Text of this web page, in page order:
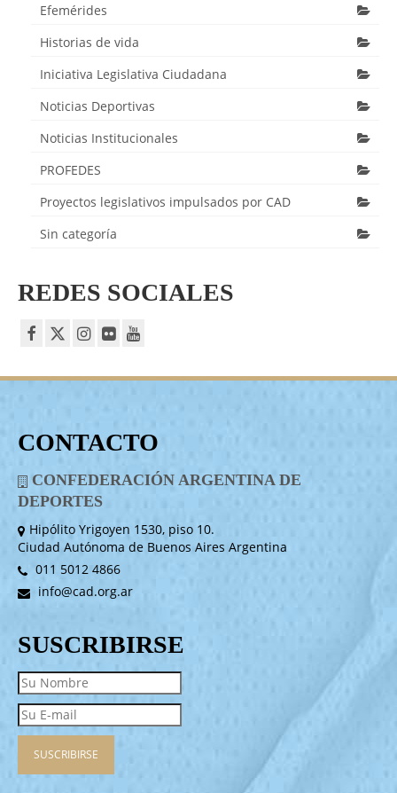
Efemérides
Historias de vida
Iniciativa Legislativa Ciudadana
Noticias Deportivas
Noticias Institucionales
PROFEDES
Proyectos legislativos impulsados por CAD
Sin categoría
REDES SOCIALES
CONTACTO
CONFEDERACIÓN ARGENTINA DE
DEPORTES
Hipólito Yrigoyen 1530, piso 10.
Ciudad Autónoma de Buenos Aires Argentina
011 5012 4866
info@cad.org.ar
SUSCRIBIRSE